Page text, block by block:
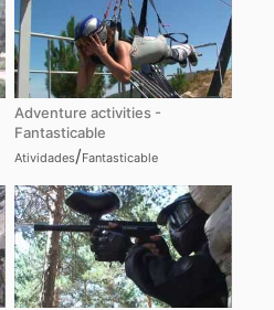
Adventure activities -
Fantasticable
Atividades/Fantasticable